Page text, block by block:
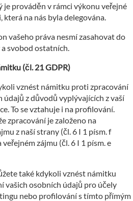
je prováděn v rámci výkonu veřejné
která na nás byla delegována.
vašeho práva nesmí zasahovat do
a svobod ostatních.
(čl. 21 GDPR)
vznést námitku proti zpracování
údajů z důvodů vyplývajících z vaší
To se vztahuje i na profilování.
zpracování je založeno na
z naší strany (čl. 6 I 1 písm. f
zájmu (čl. 6 I 1 písm. e
také kdykoli vznést námitku
vašich osobních údajů pro účely
nebo profilování s tímto přímým